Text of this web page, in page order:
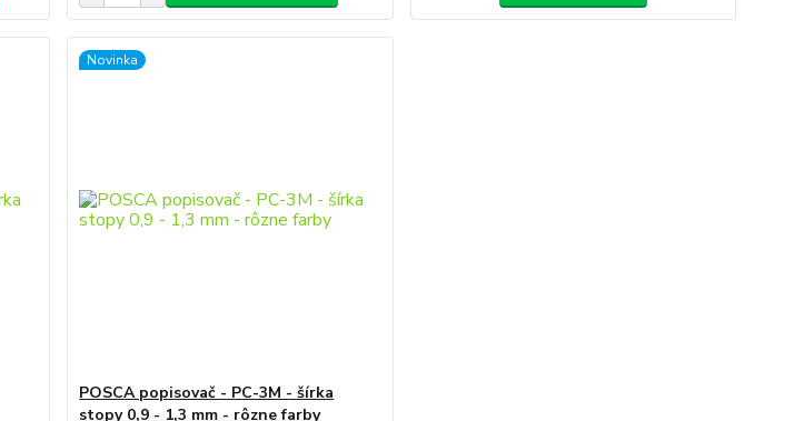
Novinka
POSCA popisovač - PC-3M - šírka
stopy 0,9 - 1,3 mm - rôzne farby